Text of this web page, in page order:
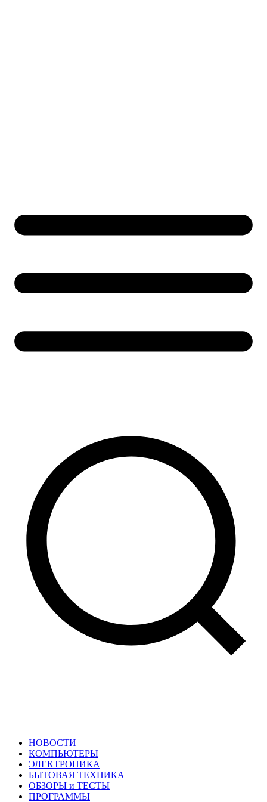
НОВОСТИ
КОМПЬЮТЕРЫ
ЭЛЕКТРОНИКА
БЫТОВАЯ ТЕХНИКА
ОБЗОРЫ и ТЕСТЫ
ПРОГРАММЫ